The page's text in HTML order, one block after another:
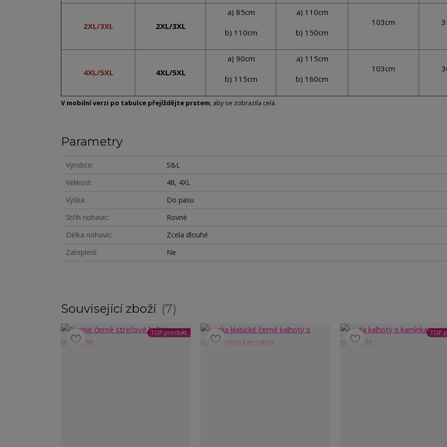
2XL/3XL 2XL/3XL
a) 85cm
b) 110cm
a) 110cm
b) 150cm
103cm
4XL/5XL 4XL/5XL
a) 90cm
b) 115cm
a) 115cm
b) 160cm
103cm
V mobilní verzi po tabulce přejíždějte prstem, aby se zobrazila celá.
Parametry
Výrobce
S&L
Velikost
48, 4XL
Výška
Do pasu
Střih nohavic
Rovné
Délka nohavic
Zcela dlouhé
Zateplení
Ne
Související zboží 7
TOP produkt TOP